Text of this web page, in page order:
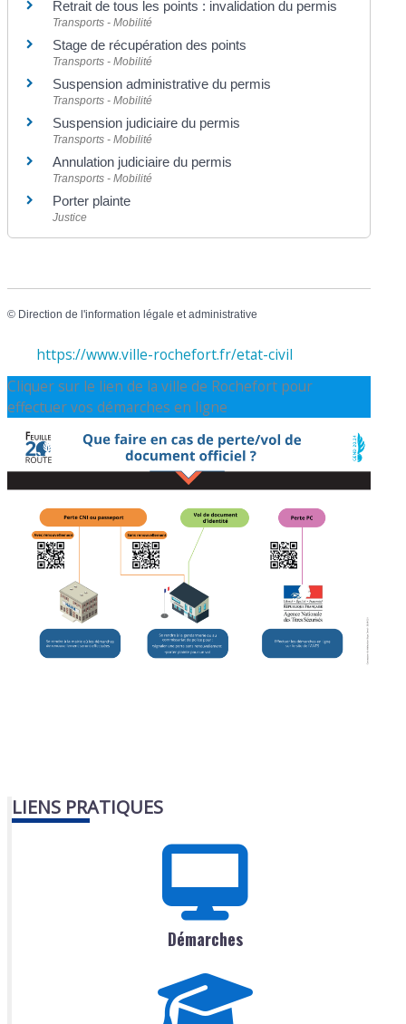
Retrait de tous les points : invalidation du permis
Transports - Mobilité
Stage de récupération des points
Transports - Mobilité
Suspension administrative du permis
Transports - Mobilité
Suspension judiciaire du permis
Transports - Mobilité
Annulation judiciaire du permis
Transports - Mobilité
Porter plainte
Justice
© Direction de l'information légale et administrative
https://www.ville-rochefort.fr/etat-civil
Cliquer sur le lien de la ville de Rochefort pour
effectuer vos démarches en ligne
LIENS PRATIQUES
Démarches